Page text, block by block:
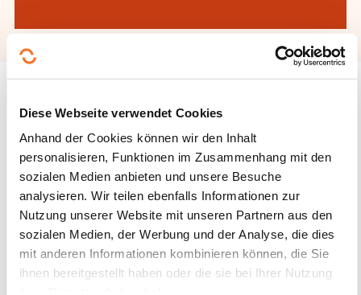
Diese Webseite verwendet Cookies
Anhand der Cookies können wir den Inhalt
personalisieren, Funktionen im Zusammenhang mit den
sozialen Medien anbieten und unsere Besuche
analysieren. Wir teilen ebenfalls Informationen zur
Nutzung unserer Website mit unseren Partnern aus den
sozialen Medien, der Werbung und der Analyse, die dies
mit anderen Informationen kombinieren können, die Sie
ihnen bereitgestellt haben oder die sie bei Ihrer Nutzung
Folgen Sie uns!
Facebook
TwitterLinkedInYouTube
Kontakt mit uns aufnehmen